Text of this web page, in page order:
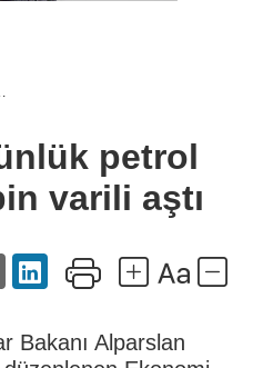
petrol
varili aştı
Bakanı Alparslan